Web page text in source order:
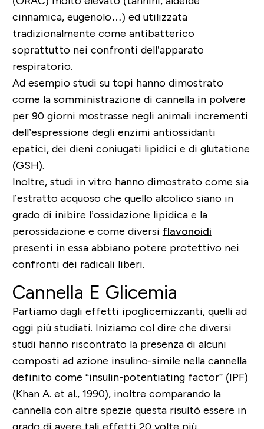
cinnamica, eugenolo…) ed utilizzata
tradizionalmente come antibatterico
soprattutto nei confronti dell’apparato
respiratorio.
Ad esempio studi su topi hanno dimostrato
come la somministrazione di cannella in polvere
per 90 giorni mostrasse negli animali incrementi
dell’espressione degli enzimi antiossidanti
epatici, dei dieni coniugati lipidici e di glutatione
(GSH).
Inoltre, studi in vitro hanno dimostrato come sia
l’estratto acquoso che quello alcolico siano in
grado di inibire l’ossidazione lipidica e la
perossidazione e come diversi flavonoidi
presenti in essa abbiano potere protettivo nei
confronti dei radicali liberi.
Cannella E Glicemia
Partiamo dagli effetti ipoglicemizzanti, quelli ad
oggi più studiati. Iniziamo col dire che diversi
studi hanno riscontrato la presenza di alcuni
composti ad azione insulino-simile nella cannella
definito come “insulin-potentiating factor” (IPF)
(Khan A. et al., 1990), inoltre comparando la
cannella con altre spezie questa risultò essere in
grado di avere tali effetti 20 volte più